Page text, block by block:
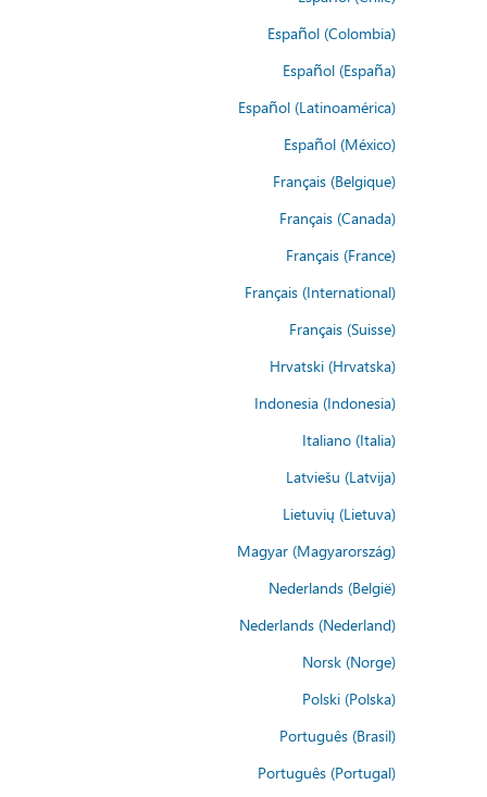
Español (Colombia)
Español (España)
Español (Latinoamérica)
Español (México)
Français (Belgique)
Français (Canada)
Français (France)
Français (International)
Français (Suisse)
Hrvatski (Hrvatska)
Indonesia (Indonesia)
Italiano (Italia)
Latviešu (Latvija)
Lietuvių (Lietuva)
Magyar (Magyarország)
Nederlands (België)
Nederlands (Nederland)
Norsk (Norge)
Polski (Polska)
Português (Brasil)
Português (Portugal)